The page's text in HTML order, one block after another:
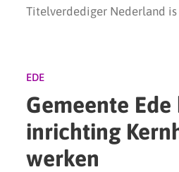
Titelverdediger Nederland
EDE
Gemeente
inrichting
werken